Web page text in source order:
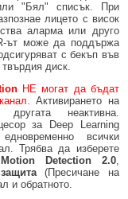
"Бял" списък. При
лицето с висок
аларма или друго
ът може да поддържа
с бекъп във
диск.
НЕ могат да бъдат
Активирането на
неактивна.
за Deep Learning
всички
Трябва да изберете
Motion Detection 2.0,
(Пресичане на
и обратното.